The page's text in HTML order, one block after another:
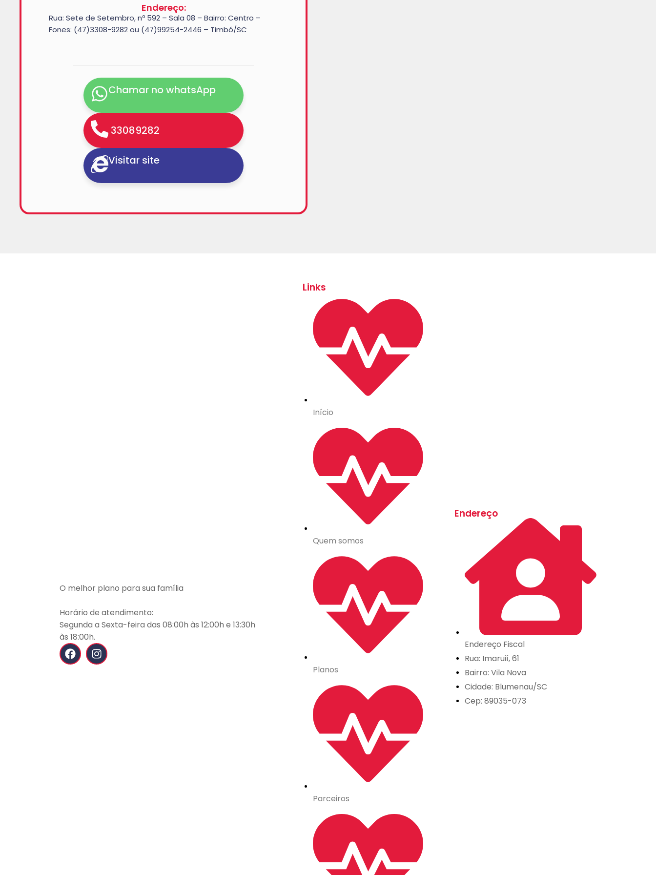
Endereço:
Rua: Sete de Setembro, nº 592 – Sala 08 – Bairro: Centro –
Fones: (47)3308-9282 ou (47)99254-2446 – Timbó/SC
Chamar no whatsApp
33089282
Visitar site
O melhor plano para sua família
Horário de atendimento:
Segunda a Sexta-feira das 08:00h às 12:00h e 13:30h
às 18:00h.
Links
Início
Quem somos
Planos
Parceiros
Endereço
Endereço Fiscal
Rua: Imaruií, 61
Bairro: Vila Nova
Cidade: Blumenau/SC
Cep: 89035-073